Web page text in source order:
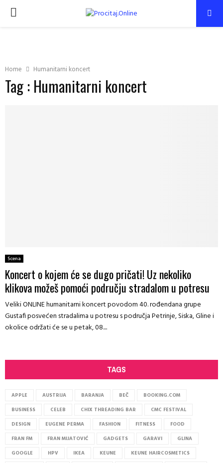
PRIMARY
Home Humanitarni koncert
Tag : Humanitarni koncert
Scena
Koncert o kojem će se dugo pričati! Uz nekoliko
klikova možeš pomoći području stradalom u potresu
Veliki ONLINE humanitarni koncert povodom 40. rođendana grupe
Gustafi posvećen stradalima u potresu s područja Petrinje, Siska, Gline i
okolice održati će se u petak, 08....
TAGS
APPLE AUSTRIJA BARANJA BEČ
BOOKING.COM
BUSINESS
CELEB CHIX THREADING BAR
CMC FESTIVAL
DESIGN
EUGENE PERMA FASHION FITNESS
FOOD
FRAN FM
FRAN MIJATOVIĆ GADGETS GARAVI
GLINA
GOOGLE
HPV IKEA KEUNE
KEUNE HAIRCOSMETICS